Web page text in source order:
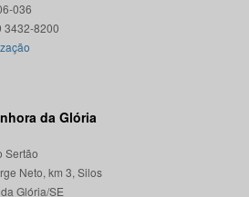
036
da Glória
Sertão
Neto, km 3, Silos
Glória/SE